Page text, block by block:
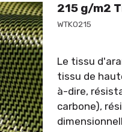
215 g/m2
WTK0215
Le tissu
tissu de
à-dire,
carbone),